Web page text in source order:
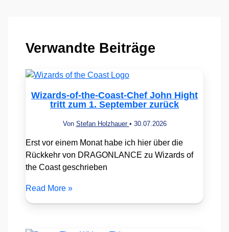
Verwandte Beiträge
Wizards-of-the-Coast-Chef John Hight
tritt zum 1. September zurück
Von Stefan Holzhauer • 30.07.2026
Erst vor einem Monat habe ich hier über die
Rückkehr von DRAGONLANCE zu Wizards of
the Coast geschrieben
Read More »